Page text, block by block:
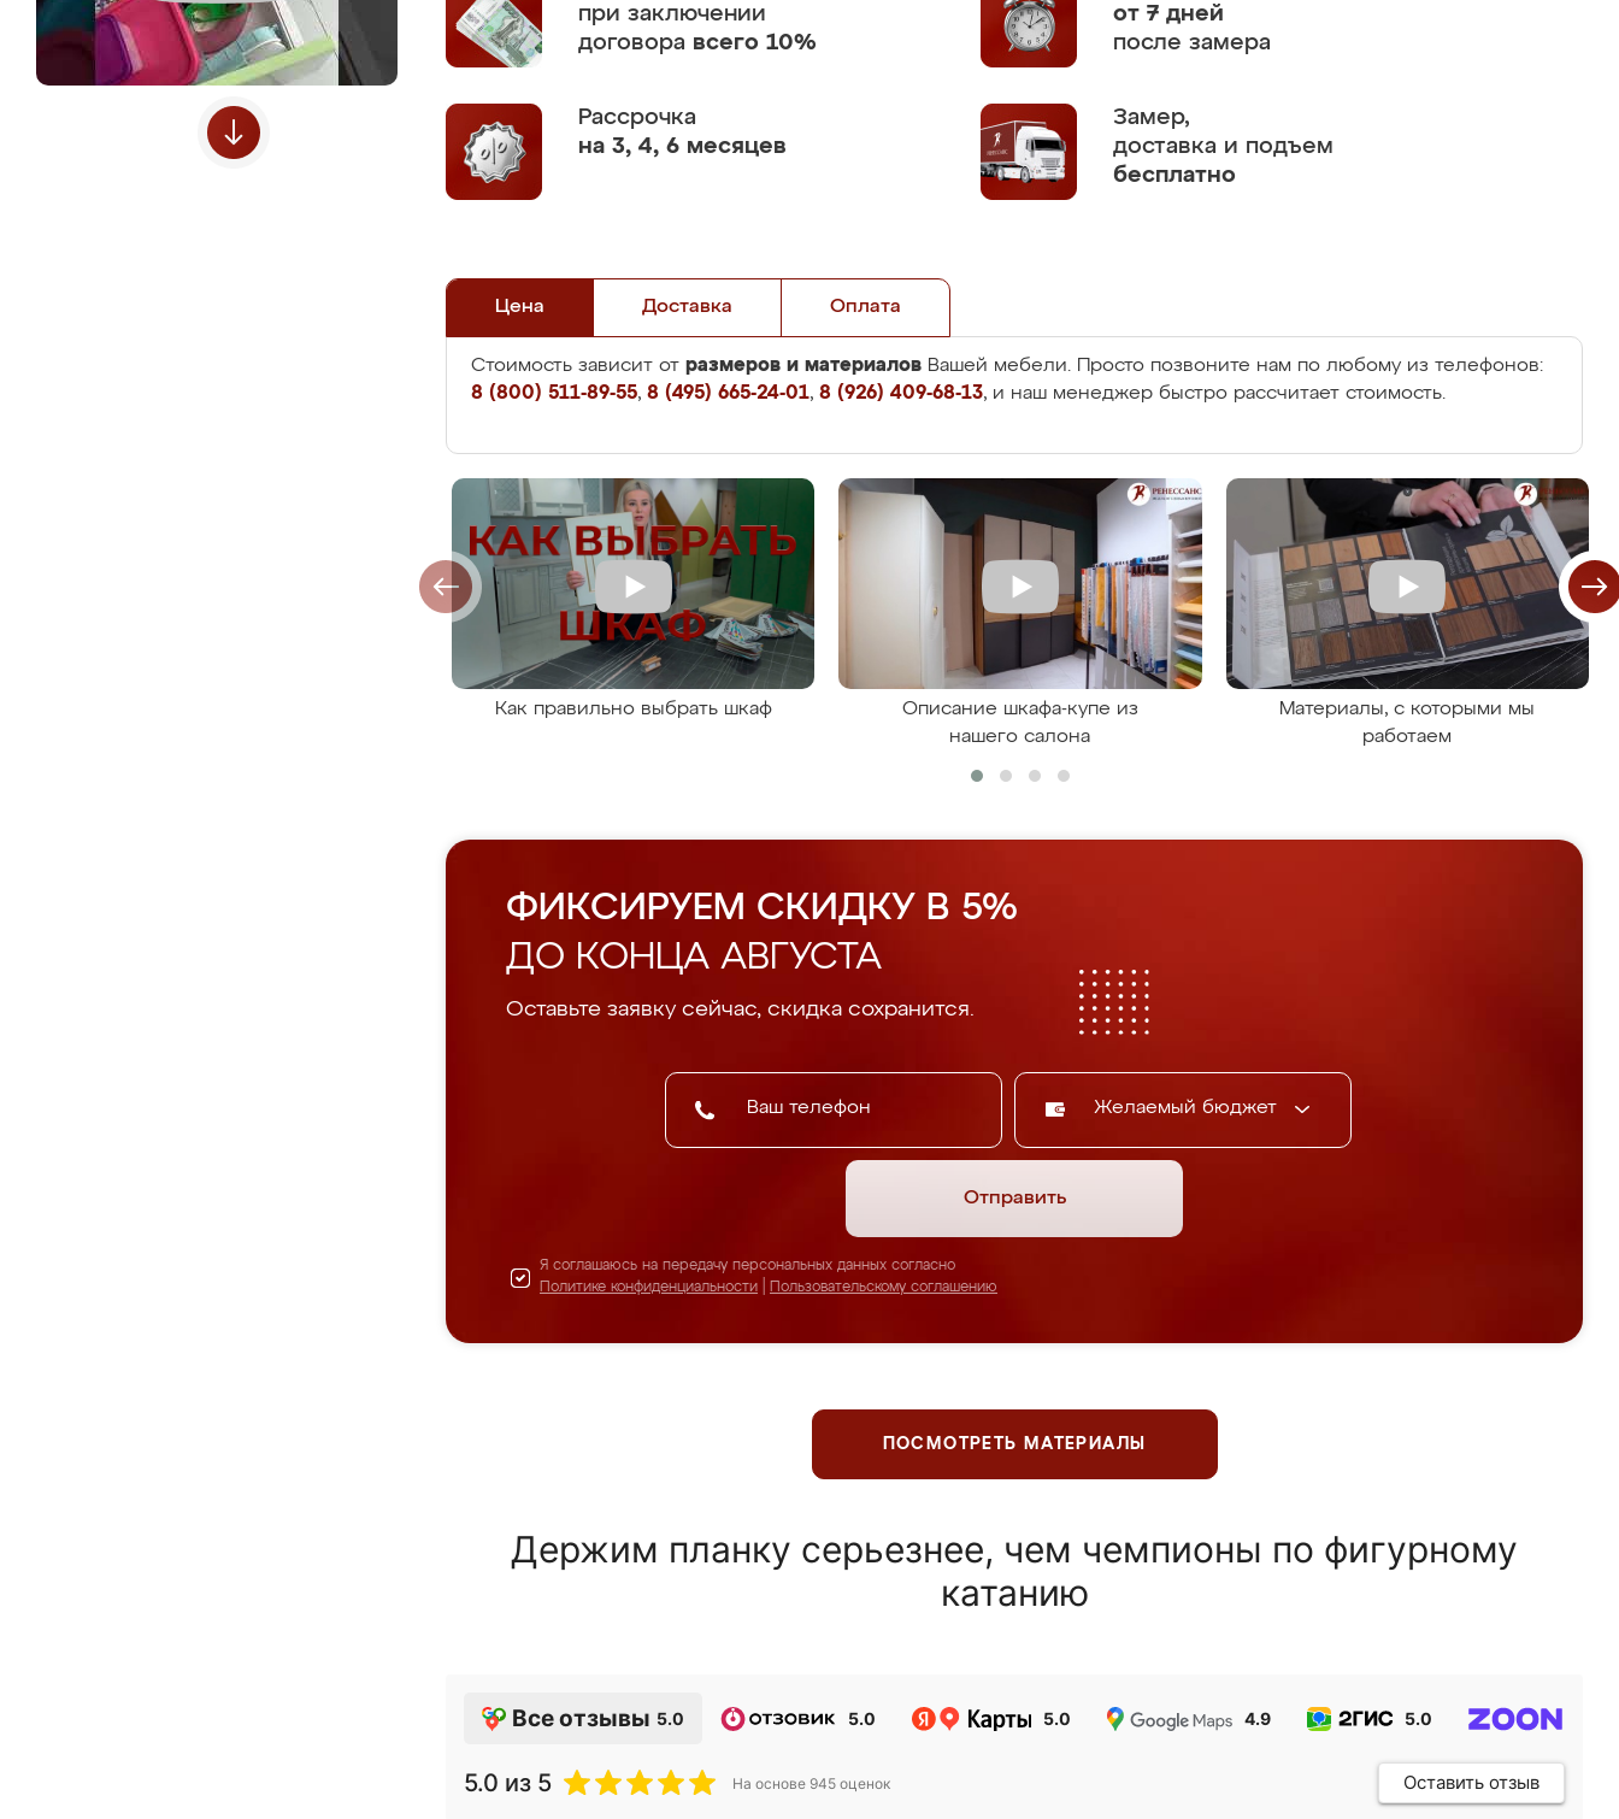
при заключении
договора всего 10%
от 7 дней
после замера
Рассрочка
на 3, 4, 6 месяцев
Замер,
доставка и подъем
бесплатно
Цена Доставка Оплата
Стоимость зависит от размеров и материалов Вашей мебели. Просто позвоните нам по любому из телефонов:
8 (800) 511-89-55, 8 (495) 665-24-01, 8 (926) 409-68-13, и наш менеджер быстро рассчитает стоимость.
Как правильно выбрать шкаф
Описание шкафа-купе из
нашего салона
Материалы, с которыми мы
работаем
ФИКСИРУЕМ СКИДКУ В 5%
ДО КОНЦА АВГУСТА
Оставьте заявку сейчас, скидка сохранится.
Желаемый бюджет
Отправить
Я соглашаюсь на передачу персональных данных согласно
Политике конфиденциальности
Пользовательскому соглашению
ПОСМОТРЕТЬ МАТЕРИАЛЫ
Держим планку серьезнее, чем чемпионы по фигурному
катанию
Все отзывы 5.0 5.0 5.0 4.9 5.0
5.0 из 5 На основе 945 оценок Оставить отзыв